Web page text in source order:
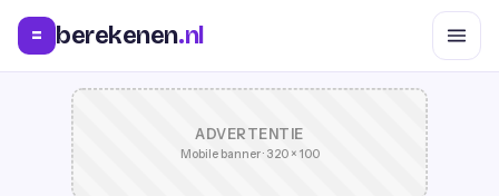
= berekenen.nl
ADVERTENTIE
Mobile banner · 320 × 100